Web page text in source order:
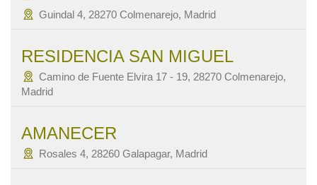
Guindal 4, 28270 Colmenarejo, Madrid
RESIDENCIA SAN MIGUEL
Camino de Fuente Elvira 17 - 19, 28270 Colmenarejo,
Madrid
AMANECER
Rosales 4, 28260 Galapagar, Madrid